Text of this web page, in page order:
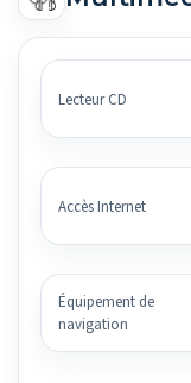
Lecteur CD
Accès Internet
Équipement de
navigation